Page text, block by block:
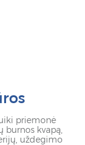
priemonė
kvapą,
uždegimo